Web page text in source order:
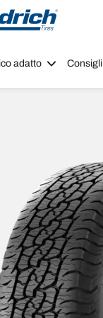
page navigation
adatto Consigli